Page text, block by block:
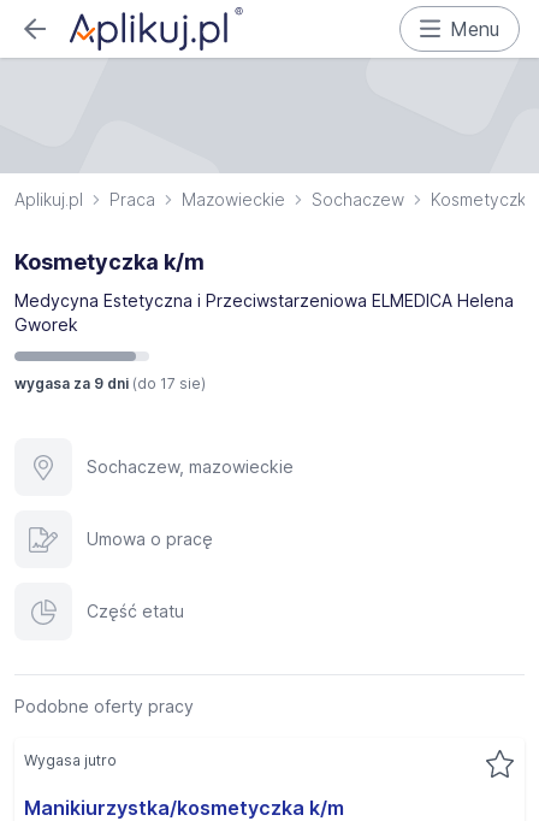
Menu
Aplikuj.pl Praca Mazowieckie Sochaczew Kosmetyczka
Kosmetyczka k/m
Medycyna Estetyczna i Przeciwstarzeniowa ELMEDICA Helena
Gworek
wygasa za 9 dni (do 17 sie)
Sochaczew, mazowieckie
Umowa o pracę
Część etatu
Podobne oferty pracy
Manikiurzystka/kosmetyczka k/m
Wygasa jutro